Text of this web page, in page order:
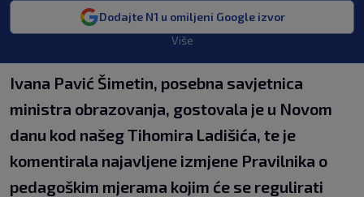
Dodajte N1 u omiljeni Google izvor
Više
Ivana Pavić Šimetin, posebna savjetnica
ministra obrazovanja, gostovala je u Novom
danu kod našeg Tihomira Ladišića, te je
komentirala najavljene izmjene Pravilnika o
pedagoškim mjerama kojim će se regulirati